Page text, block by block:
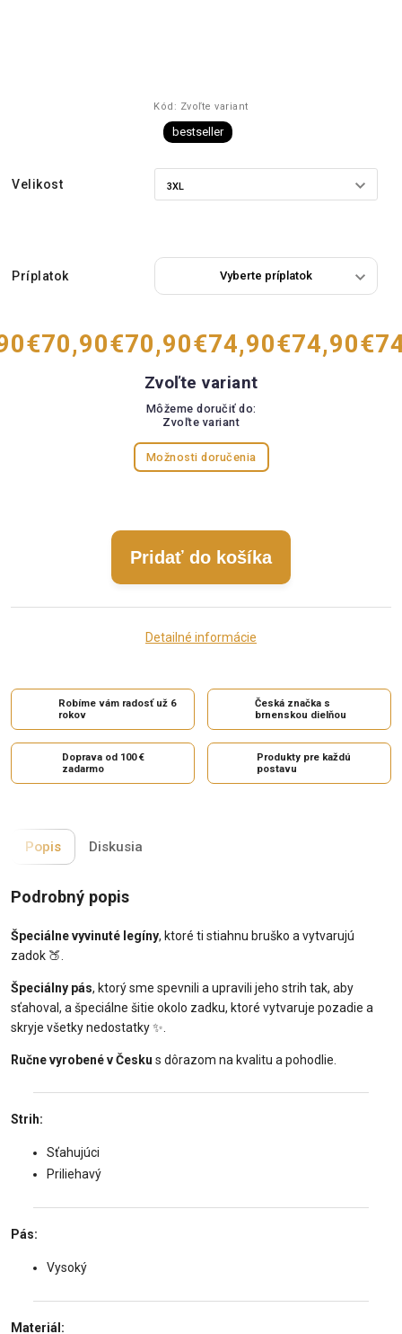
Kód: Zvoľte variant
bestseller
Velikost
Príplatok
€70,90€70,90€74,90€74,90
Zvoľte variant
Môžeme doručiť do:
Zvoľte variant
Možnosti doručenia
Pridať do košíka
Detailné informácie
Robíme vám radosť už 6
rokov
Česká značka s
brnenskou dielňou
Doprava od 100 €
zadarmo
Produkty pre každú
postavu
Popis Diskusia
Podrobný popis
Špeciálne vyvinuté legíny, ktoré ti stiahnu bruško a vytvarujú
zadok 🍑.
Špeciálny pás, ktorý sme spevnili a upravili jeho strih tak, aby
sťahoval, a špeciálne šitie okolo zadku, ktoré vytvaruje pozadie a
skryje všetky nedostatky ✨.
Ručne vyrobené v Česku s dôrazom na kvalitu a pohodlie.
Strih:
Sťahujúci
Priliehavý
Pás:
Vysoký
Materiál: